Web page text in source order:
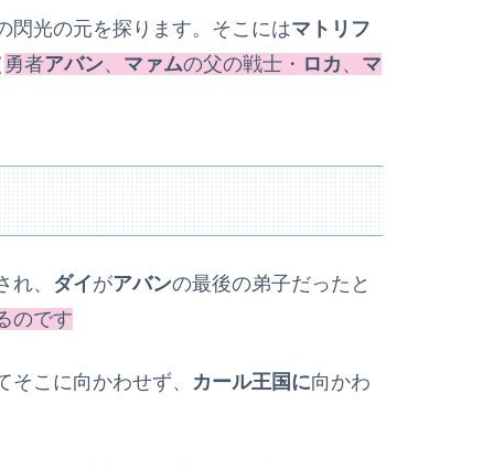
閃光の元を探ります。そこにはマトリフ
勇者アバン、 マァムの父の戦士・ ロカ 、 マ
れ、 ダイがアバンの最後の弟子だったと
のです
そこに向かわせず、 カール王国に向かわ